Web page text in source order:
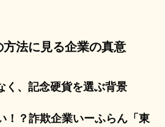
方法に見る企業の真意
く、記念硬貨を選ぶ背景
！？詐欺企業いーふらん「東